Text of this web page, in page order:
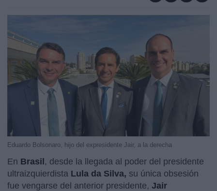
Eduardo Bolsonaro, hijo del expresidente Jair, a la derecha
En Brasil, desde la llegada al poder del presidente
ultraizquierdista Lula da Silva, su única obsesión
fue vengarse del anterior presidente, Jair